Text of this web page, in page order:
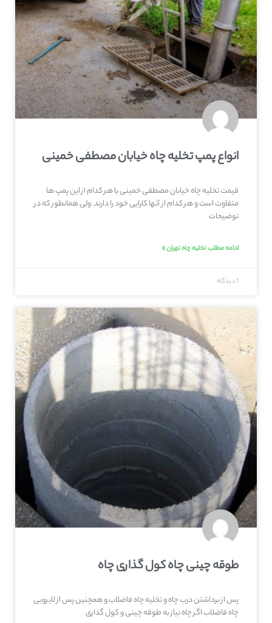
انواع پمپ تخلیه چاه خیابان مصطفی خمینی
قیمت تخلیه چاه خیابان مصطفی خمینی با هر کدام از این پمپ ها
متفاوت است و هر کدام از آنها کارایی خود را دارند. ولی همانطور که در
توضیحات
ادامه مطلب تخلیه چاه تهران »
1 دیدگاه
طوقه چینی چاه کول گذاری چاه
پس از برداشتن درب چاه و تخلیه چاه فاضلاب و همچنین پس از لایروبی
چاه فاضلاب اگر چاه نیاز به طوقه چینی و کول گذاری